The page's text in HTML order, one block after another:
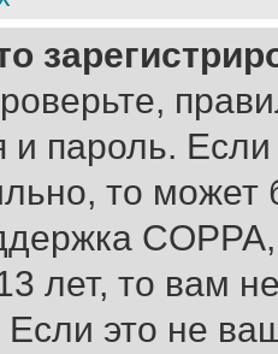
и пароль.
то может
лет, то вам
это не